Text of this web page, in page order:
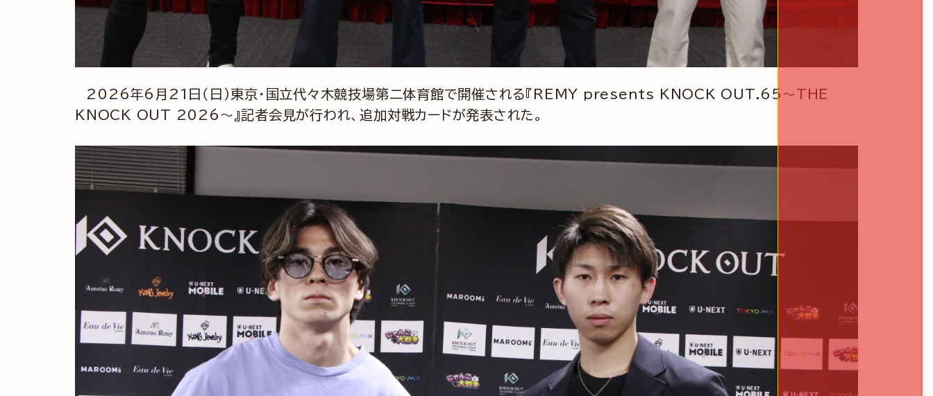
2026年6月21日（日）東京・国立代々木競技場第二体育館で開催される『REMY presents KNOCK OUT.65～THE
KNOCK OUT 2026～』記者会見が行われ、追加対戦カードが発表された。